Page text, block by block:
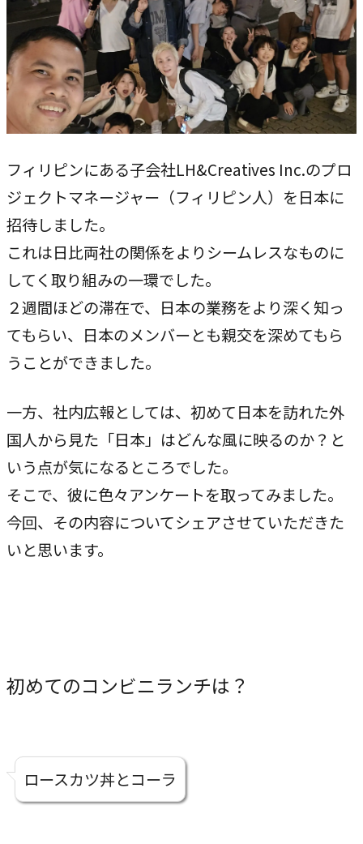
マーケティング支援
専門性で戦略をかたちにする
人と​組織の​価値共創支援
→
中期経営計画から人事を設計する
実行エンジン
→
実行支援
SERVICE
サービス
独自のフレームワークとソリューションで、お客様の課題
解決を支援します。
→
独自の問題解決手法
LHソリューション
幅広い解決手段
PRODUCT
TVable
Piquet
指示や修正を直感的に
フィリピンにある子会社LH&Creatives Inc.のプロ
ジェクトマネージャー（フィリピン人）を日本に
招待しました。
これは日比両社の関係をよりシームレスなものに
してく取り組みの一環でした。
２週間ほどの滞在で、日本の業務をより深く知っ
てもらい、日本のメンバーとも親交を深めてもら
うことができました。
一方、社内広報としては、初めて日本を訪れた外
国人から見た「日本」はどんな風に映るのか？と
いう点が気になるところでした。
そこで、彼に色々アンケートを取ってみました。
今回、その内容についてシェアさせていただきた
いと思います。
初めてのコンビニランチは？
ロースカツ丼とコーラ